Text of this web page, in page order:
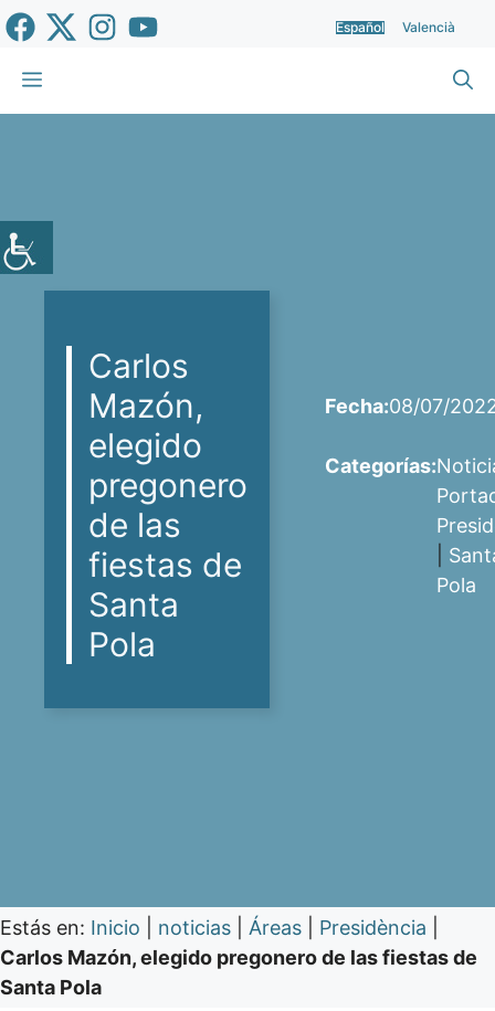
Saltar
al
contenido
Español Valencià
Menú
Carlos
Mazón,
elegido
pregonero
de las
fiestas de
Santa
Pola
Fecha:08/07/
Categorías:
Pola
Estás en: Inicio noticias Áreas Presidència
Carlos Mazón, elegido pregonero de las fiestas de
Santa Pola